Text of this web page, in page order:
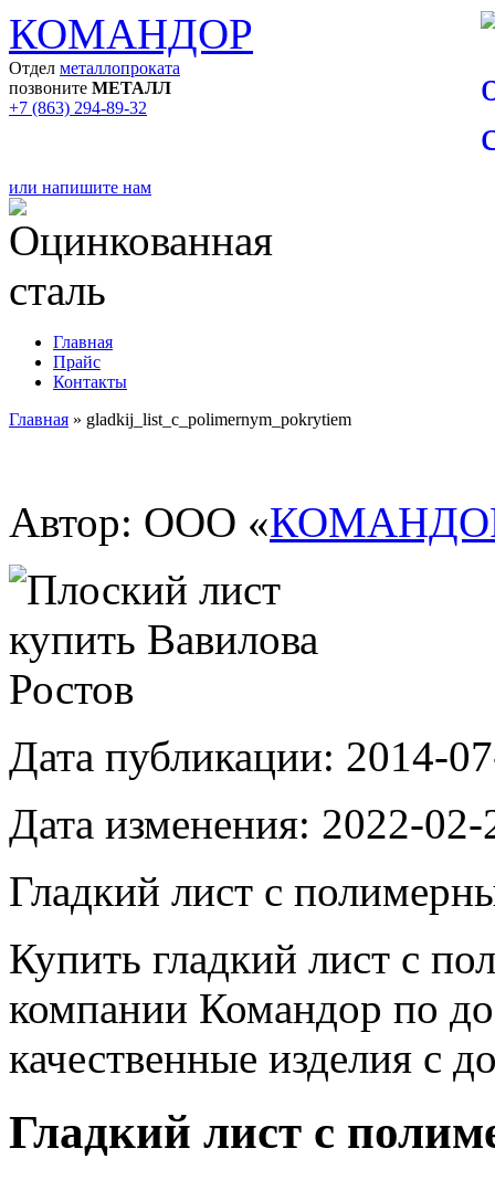
КОМАНДОР
Отдел металлопроката
позвоните МЕТАЛЛ
+7 (863) 294-89-32
или напишите нам
Главная
Прайс
Контакты
Главная » gladkij_list_c_polimernym_pokrytiem
Автор: ООО «
Дата публикации: 2014-
Дата изменения: 2022-02-
Гладкий лист c
Купить гладкий лист c
компании Командор по
качественные изделия с
Гладкий лист c